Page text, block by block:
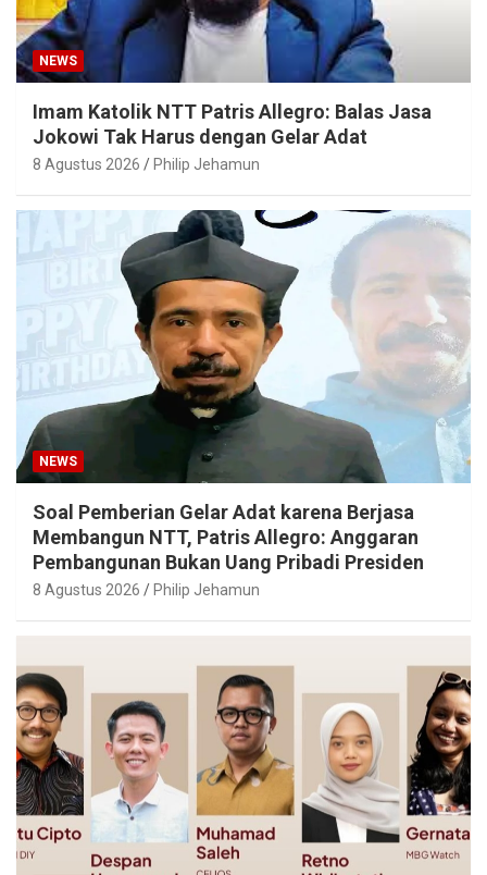
NEWS
Imam Katolik NTT Patris Allegro: Balas Jasa
Jokowi Tak Harus dengan Gelar Adat
8 Agustus 2026 Philip Jehamun
NEWS
Soal Pemberian Gelar Adat karena Berjasa
Membangun NTT, Patris Allegro: Anggaran
Pembangunan Bukan Uang Pribadi Presiden
8 Agustus 2026 Philip Jehamun